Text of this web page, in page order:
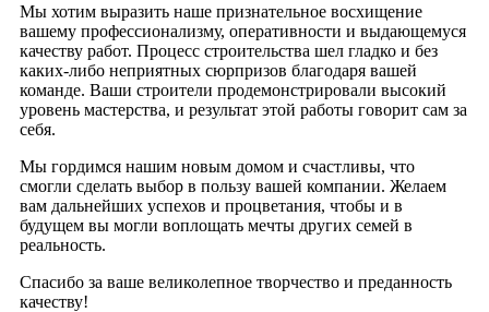
Мы хотим выразить наше признательное восхищение
вашему профессионализму, оперативности и выдающемуся
качеству работ. Процесс строительства шел гладко и без
каких-либо неприятных сюрпризов благодаря вашей
команде. Ваши строители продемонстрировали высокий
уровень мастерства, и результат этой работы говорит сам за
себя.
Мы гордимся нашим новым домом и счастливы, что
смогли сделать выбор в пользу вашей компании. Желаем
вам дальнейших успехов и процветания, чтобы и в
будущем вы могли воплощать мечты других семей в
реальность.
Спасибо за ваше великолепное творчество и преданность
качеству!